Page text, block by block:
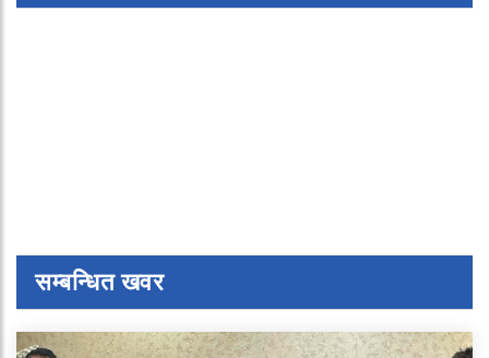
सम्बन्धित खवर